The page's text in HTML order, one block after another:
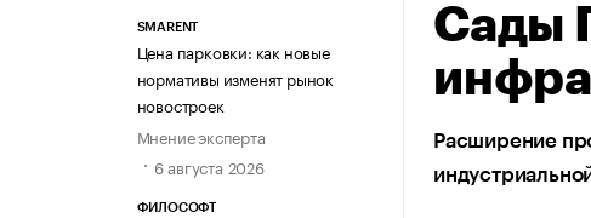
SMARENT
Цена парковки: как новые
нормативы изменят рынок
новостроек
Мнение эксперта
6 августа 2026
ФИЛОСОФТ
Сады
Расширение